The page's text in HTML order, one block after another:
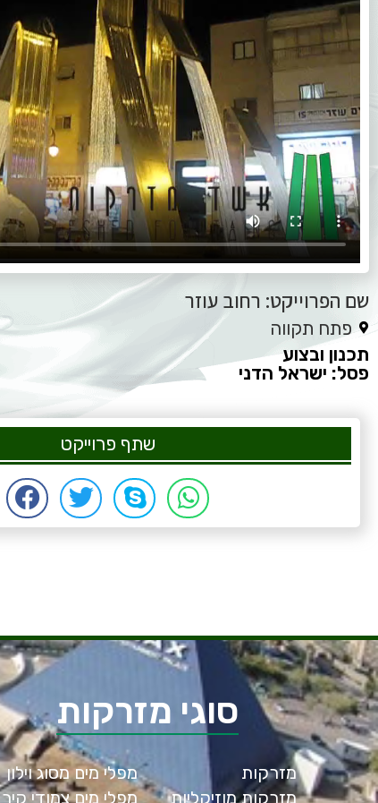
שם הפרוייקט: רחוב עוזר
פתח תקווה
תכנון ובצוע
פסל: ישראל הדני
שתף פרוייקט
סוגי מזרקות
מזרקות
מזרקות מוזיקליות
מפלי מים מסוג וילון
מפלי מים צמודי קיר